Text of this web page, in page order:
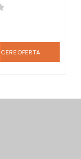
CERE OFERTA